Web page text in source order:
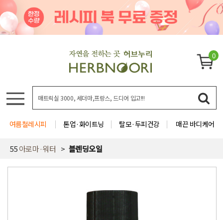
0
여름철레시피 톤업·화이트닝 탈모·두피건강 매끈 바디케어
55아로마·워터 블렌딩오일